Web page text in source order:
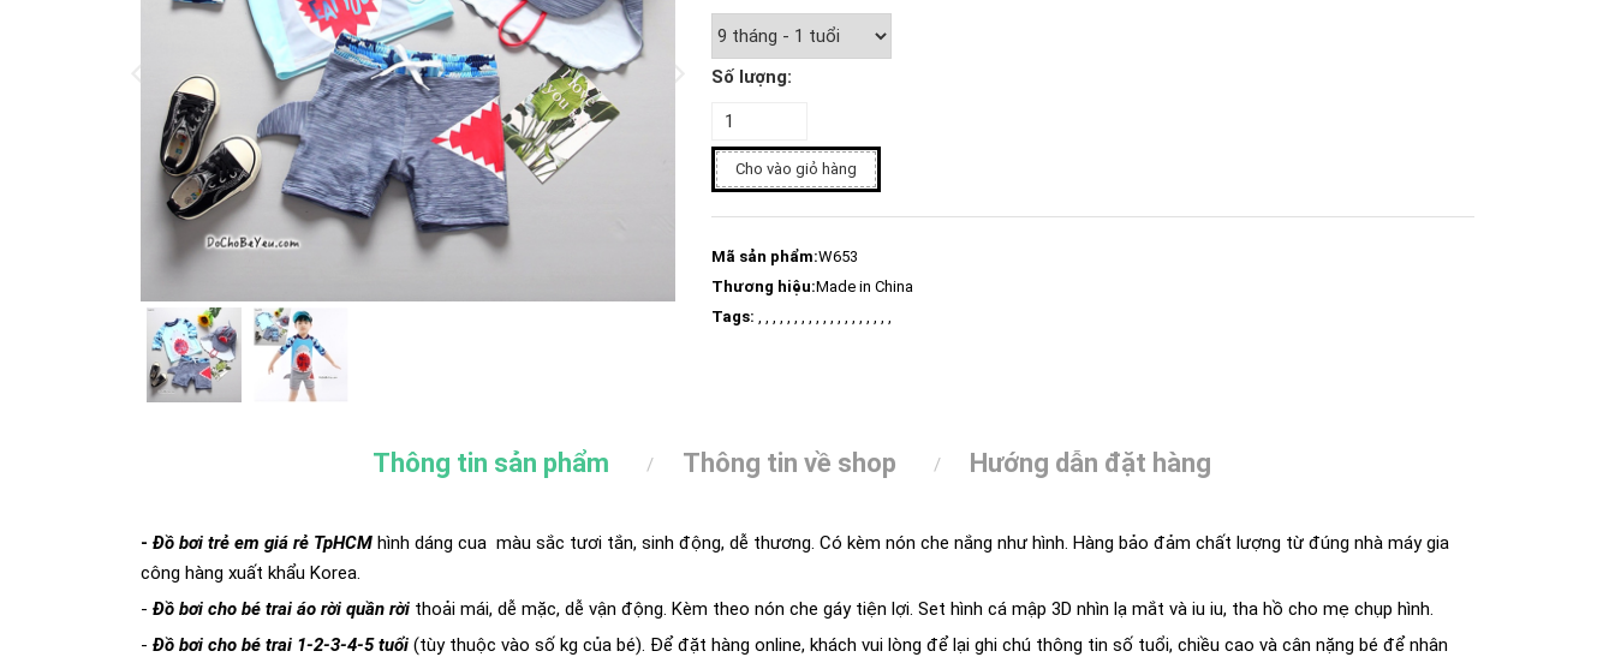
Số lượng:
Cho vào giỏ hàng
Mã sản phẩm:W653
Thương hiệu:Made in China
Tags: , , , , , , , , , , , , , , , , , , ,
Thông tin sản phẩm Thông tin về shop Hướng dẫn đặt hàng
- Đồ bơi trẻ em giá rẻ TpHCM hình dáng cua màu sắc tươi tắn, sinh động, dễ thương. Có kèm nón che nắng như hình. Hàng bảo đảm chất lượng từ đúng nhà máy gia
công hàng xuất khẩu Korea.
- Đồ bơi cho bé trai áo rời quần rời thoải mái, dễ mặc, dễ vận động. Kèm theo nón che gáy tiện lợi. Set hình cá mập 3D nhìn lạ mắt và iu iu, tha hồ cho mẹ chụp hình.
- Đồ bơi cho bé trai 1-2-3-4-5 tuổi (tùy thuộc vào số kg của bé). Để đặt hàng online, khách vui lòng để lại ghi chú thông tin số tuổi, chiều cao và cân nặng bé để nhân